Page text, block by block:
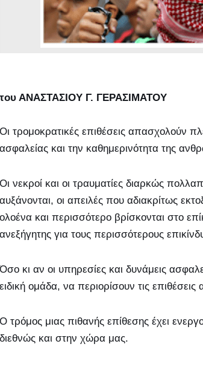
του ΑΝΑΣΤΑΣΙΟΥ Γ. ΓΕΡΑΣΙΜΑΤΟΥ
Οι τρομοκρατικές επιθέσεις απασχολούν
ασφαλείας και την καθημερινότητα της
Οι νεκροί και οι τραυματίες διαρκώς
αυξάνονται, οι απειλές που αδιακρίτως
ολοένα και περισσότερο βρίσκονται στο
ανεξήγητης για τους περισσότερους
Όσο κι αν οι υπηρεσίες και δυνάμεις
ειδική ομάδα, να περιορίσουν τις
Ο τρόμος μιας πιθανής επίθεσης έχει
διεθνώς και στην χώρα μας.